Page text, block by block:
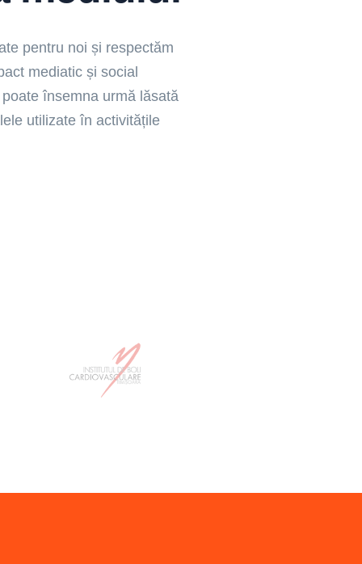
pentru noi și respectăm
mediatic și social
însemna urmă lăsată
utilizate în activitățile